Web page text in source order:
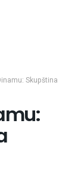
Skupština